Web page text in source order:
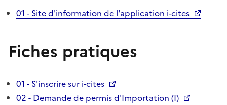
01 - Site d'information de l'application i-cites
Fiches pratiques
01 - S'inscrire sur i-cites
02 - Demande de permis d'Importation (I)